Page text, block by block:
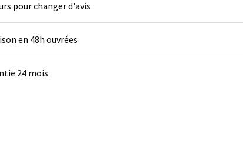
pour changer d'avis
en 48h ouvrées
24 mois